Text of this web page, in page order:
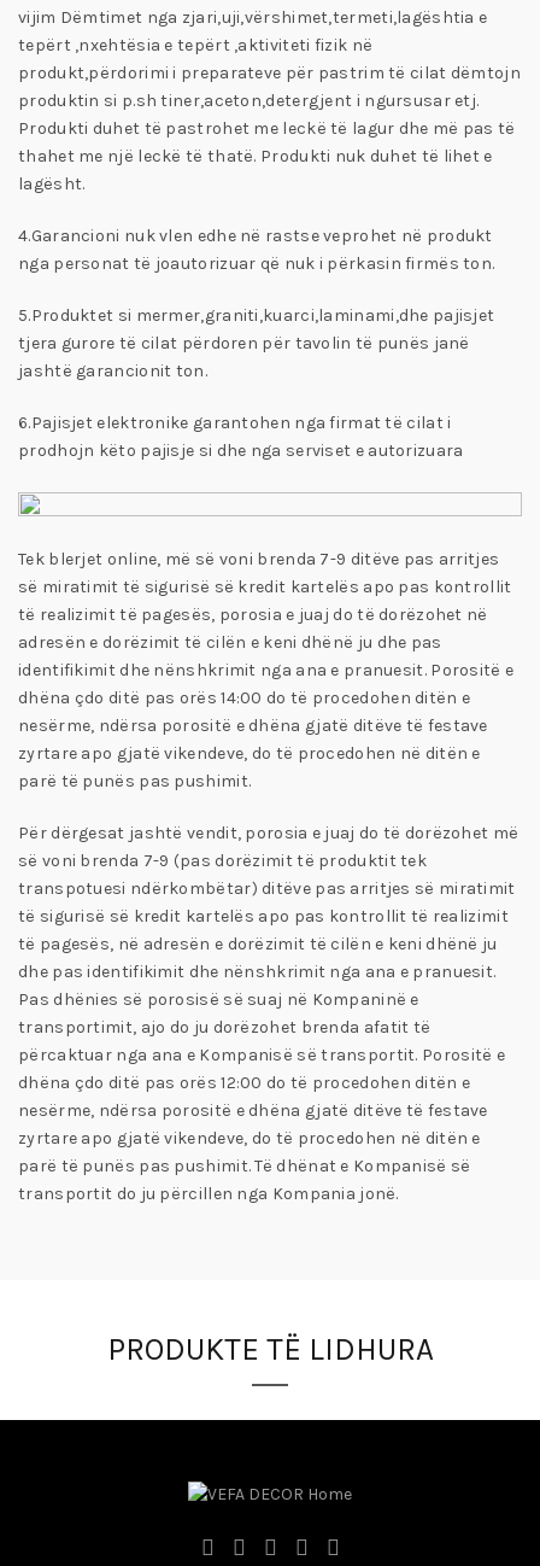
vijim Dëmtimet nga zjari,uji,vërshimet,termeti,lagështia e
tepërt ,nxehtësia e tepërt ,aktiviteti fizik në
produkt,përdorimi i preparateve për pastrim të cilat dëmtojn
produktin si p.sh tiner,aceton,detergjent i ngursusar etj.
Produkti duhet të pastrohet me leckë të lagur dhe më pas të
thahet me një leckë të thatë. Produkti nuk duhet të lihet e
lagësht.
4.Garancioni nuk vlen edhe në rastse veprohet në produkt
nga personat të joautorizuar që nuk i përkasin firmës ton.
5.Produktet si mermer,graniti,kuarci,laminami,dhe pajisjet
tjera gurore të cilat përdoren për tavolin të punës janë
jashtë garancionit ton.
6.Pajisjet elektronike garantohen nga firmat të cilat i
prodhojn këto pajisje si dhe nga serviset e autorizuara
Tek blerjet online, më së voni brenda 7-9 ditëve pas arritjes
së miratimit të sigurisë së kredit kartelës apo pas kontrollit
të realizimit të pagesës, porosia e juaj do të dorëzohet në
adresën e dorëzimit të cilën e keni dhënë ju dhe pas
identifikimit dhe nënshkrimit nga ana e pranuesit. Porositë e
dhëna çdo ditë pas orës 14:00 do të procedohen ditën e
nesërme, ndërsa porositë e dhëna gjatë ditëve të festave
zyrtare apo gjatë vikendeve, do të procedohen në ditën e
parë të punës pas pushimit.
Për dërgesat jashtë vendit, porosia e juaj do të dorëzohet më
së voni brenda 7-9 (pas dorëzimit të produktit tek
transpotuesi ndërkombëtar) ditëve pas arritjes së miratimit
të sigurisë së kredit kartelës apo pas kontrollit të realizimit
të pagesës, në adresën e dorëzimit të cilën e keni dhënë ju
dhe pas identifikimit dhe nënshkrimit nga ana e pranuesit.
Pas dhënies së porosisë së suaj në Kompaninë e
transportimit, ajo do ju dorëzohet brenda afatit të
përcaktuar nga ana e Kompanisë së transportit. Porositë e
dhëna çdo ditë pas orës 12:00 do të procedohen ditën e
nesërme, ndërsa porositë e dhëna gjatë ditëve të festave
zyrtare apo gjatë vikendeve, do të procedohen në ditën e
parë të punës pas pushimit. Të dhënat e Kompanisë së
transportit do ju përcillen nga Kompania jonë.
PRODUKTE TË LIDHURA